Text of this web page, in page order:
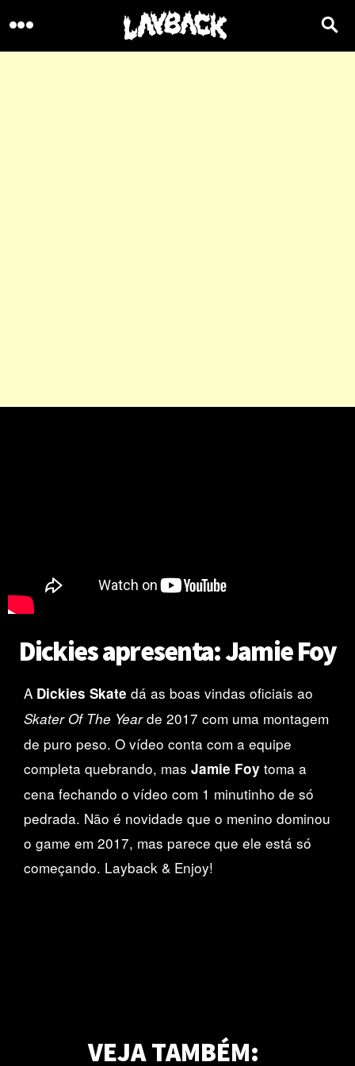
Dickies apresenta: Jamie Foy
A Dickies Skate dá as boas vindas oficiais ao
Skater Of The Yearde 2017 com uma montagem
de puro peso. O vídeo conta com a equipe
completa quebrando, mas Jamie Foy toma a
cena fechando o vídeo com 1 minutinho de só
pedrada. Não é novidade que o menino dominou
o game em 2017, mas parece que ele está só
começando. Layback & Enjoy!
VEJA TAMBÉM:
Primitive apresenta: TESTING